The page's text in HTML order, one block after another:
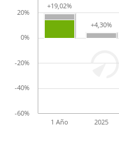
+19,02%
+19,02%
+4,30%
+4,30%
1 Año 2025
-60%
-40%
-20%
0%
20%